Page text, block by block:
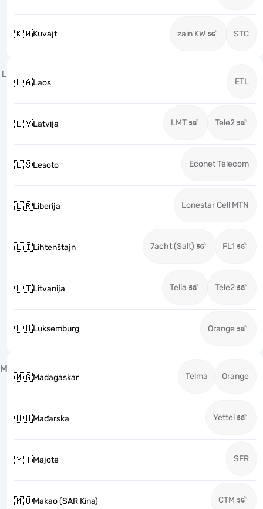
🇰🇼Kuvajt zain KW STC
L
🇱🇦Laos ETL
🇱🇻Latvija LMT Tele2
🇱🇸Lesoto Econet Telecom
🇱🇷Liberija Lonestar Cell MTN
🇱🇮Lihtenštajn 7acht (Salt) FL1
🇱🇹Litvanija Telia Tele2
🇱🇺Luksemburg Orange
M
🇲🇬Madagaskar Telma Orange
🇭🇺Mađarska Yettel
🇾🇹Majote SFR
🇲🇴Makao (SAR Kina) CTM